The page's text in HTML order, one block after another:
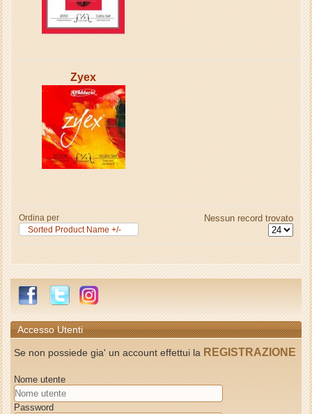
Zyex
Ordina per
Sorted Product Name +/-
Nessun record trovato
Accesso Utenti
Se non possiede gia' un account effettui la REGISTRAZIONE
Nome utente
Password